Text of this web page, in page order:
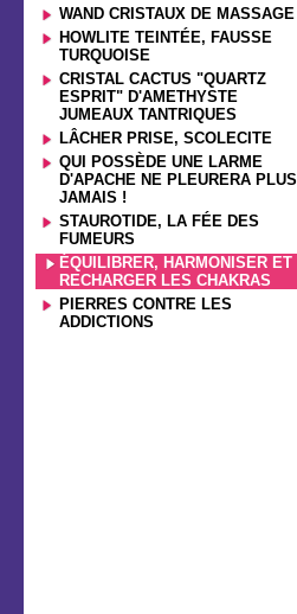
WAND CRISTAUX DE MASSAGE
HOWLITE TEINTÉE, FAUSSE
TURQUOISE
CRISTAL CACTUS "QUARTZ
ESPRIT" D'AMETHYSTE
JUMEAUX TANTRIQUES
LÂCHER PRISE, SCOLECITE
QUI POSSÈDE UNE LARME
D'APACHE NE PLEURERA PLUS
JAMAIS !
STAUROTIDE, LA FÉE DES
FUMEURS
ÉQUILIBRER, HARMONISER ET
RECHARGER LES CHAKRAS
PIERRES CONTRE LES
ADDICTIONS